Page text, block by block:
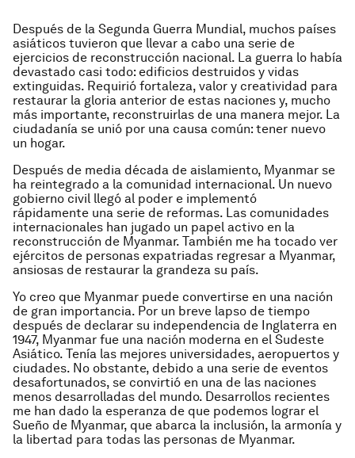
Después de la Segunda Guerra Mundial, muchos países
asiáticos tuvieron que llevar a cabo una serie de
ejercicios de reconstrucción nacional. La guerra lo había
devastado casi todo: edificios destruidos y vidas
extinguidas. Requirió fortaleza, valor y creatividad para
restaurar la gloria anterior de estas naciones y, mucho
más importante, reconstruirlas de una manera mejor. La
ciudadanía se unió por una causa común: tener nuevo
un hogar.
Después de media década de aislamiento, Myanmar se
ha reintegrado a la comunidad internacional. Un nuevo
gobierno civil llegó al poder e implementó
rápidamente una serie de reformas. Las comunidades
internacionales han jugado un papel activo en la
reconstrucción de Myanmar. También me ha tocado ver
ejércitos de personas expatriadas regresar a Myanmar,
ansiosas de restaurar la grandeza su país.
Yo creo que Myanmar puede convertirse en una nación
de gran importancia. Por un breve lapso de tiempo
después de declarar su independencia de Inglaterra en
1947, Myanmar fue una nación moderna en el Sudeste
Asiático. Tenía las mejores universidades, aeropuertos y
ciudades. No obstante, debido a una serie de eventos
desafortunados, se convirtió en una de las naciones
menos desarrolladas del mundo. Desarrollos recientes
me han dado la esperanza de que podemos lograr el
Sueño de Myanmar, que abarca la inclusión, la armonía y
la libertad para todas las personas de Myanmar.